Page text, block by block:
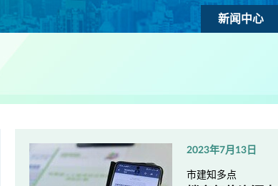
字
新闻中心
2023年7月13日
市建知多点